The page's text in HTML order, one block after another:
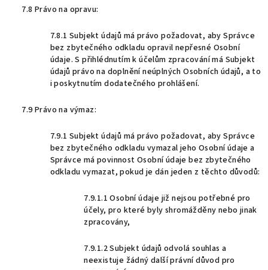
7.8 Právo na opravu:
7.8.1 Subjekt údajů má právo požadovat, aby Správce
bez zbytečného odkladu opravil nepřesné Osobní
údaje. S přihlédnutím k účelům zpracování má Subjekt
údajů právo na doplnění neúplných Osobních údajů, a to
i poskytnutím dodatečného prohlášení.
7.9 Právo na výmaz:
7.9.1 Subjekt údajů má právo požadovat, aby Správce
bez zbytečného odkladu vymazal jeho Osobní údaje a
Správce má povinnost Osobní údaje bez zbytečného
odkladu vymazat, pokud je dán jeden z těchto důvodů:
7.9.1.1 Osobní údaje již nejsou potřebné pro
účely, pro které byly shromážděny nebo jinak
zpracovány,
7.9.1.2 Subjekt údajů odvolá souhlas a
neexistuje žádný další právní důvod pro